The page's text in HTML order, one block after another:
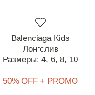
Balenciaga Kids
Лонгслив
Размеры: 4, 6, 8, 10
50% OFF + PROMO